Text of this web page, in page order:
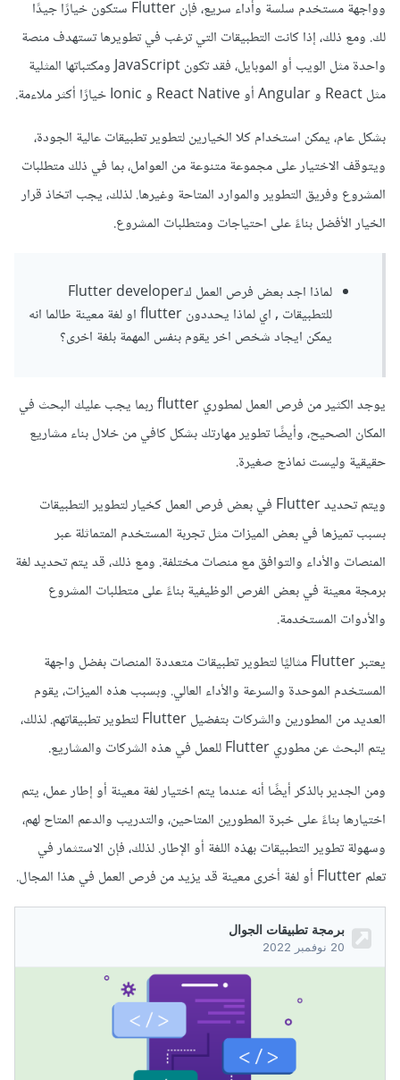
وواجهة مستخدم سلسة وأداء سريع، فإن Flutter ستكون خيارًا جيدًا
لك. ومع ذلك، إذا كانت التطبيقات التي ترغب في تطويرها تستهدف منصة
واحدة مثل الويب أو الموبايل، فقد تكون JavaScript ومكتباتها المثلية
مثل React و Angular أو React Native و Ionic خيارًا أكثر ملاءمة.
بشكل عام، يمكن استخدام كلا الخيارين لتطوير تطبيقات عالية الجودة،
ويتوقف الاختيار على مجموعة متنوعة من العوامل، بما في ذلك متطلبات
المشروع وفريق التطوير والموارد المتاحة وغيرها. لذلك، يجب اتخاذ قرار
الخيار الأفضل بناءً على احتياجات ومتطلبات المشروع.
لماذا اجد بعض فرص العمل كFlutter developer
للتطبيقات , اي لماذا يحددون flutter او لغة معينة طالما انه
يمكن ايجاد شخص اخر يقوم بنفس المهمة بلغة اخرى؟
يوجد الكثير من فرص العمل لمطوري flutter ربما يجب عليك البحث في
المكان الصحيح، وأيضًا تطوير مهارتك بشكل كافي من خلال بناء مشاريع
حقيقية وليست نماذج صغيرة.
ويتم تحديد Flutter في بعض فرص العمل كخيار لتطوير التطبيقات
بسبب تميزها في بعض الميزات مثل تجربة المستخدم المتماثلة عبر
المنصات والأداء والتوافق مع منصات مختلفة. ومع ذلك، قد يتم تحديد لغة
برمجة معينة في بعض الفرص الوظيفية بناءً على متطلبات المشروع
والأدوات المستخدمة.
يعتبر Flutter مثاليًا لتطوير تطبيقات متعددة المنصات بفضل واجهة
المستخدم الموحدة والسرعة والأداء العالي. وبسبب هذه الميزات، يقوم
العديد من المطورين والشركات بتفضيل Flutter لتطوير تطبيقاتهم. لذلك،
يتم البحث عن مطوري Flutter للعمل في هذه الشركات والمشاريع.
ومن الجدير بالذكر أيضًا أنه عندما يتم اختيار لغة معينة أو إطار عمل، يتم
اختيارها بناءً على خبرة المطورين المتاحين، والتدريب والدعم المتاح لهم،
وسهولة تطوير التطبيقات بهذه اللغة أو الإطار. لذلك، فإن الاستثمار في
تعلم Flutter أو لغة أخرى معينة قد يزيد من فرص العمل في هذا المجال.